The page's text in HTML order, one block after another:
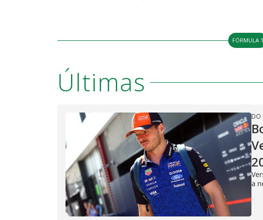
FÓRMULA 1
Últimas
DO
a